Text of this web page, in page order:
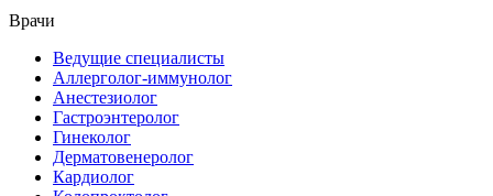
Врачи
Ведущие специалисты
Аллерголог-иммунолог
Анестезиолог
Гастроэнтеролог
Гинеколог
Дерматовенеролог
Кардиолог